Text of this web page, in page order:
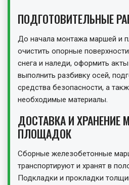
ПОДГОТОВИТЕЛЬНЫЕ
До начала монтажа маршей и
очистить опорные
снега и наледи, оформить
выполнить разбивку осей,
средства безопасности, а
необходимые материалы.
ДОСТАВКА И ХРАНЕНИЕ
ПЛОЩАДОК
Сборные железобетонные
транспортируют и хранят в
Подкладки и прокладки